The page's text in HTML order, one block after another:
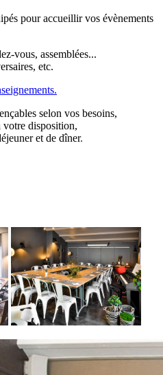
pour accueillir vos évènements
vous, assemblées...
etc.
selon vos besoins,
disposition,
et de dîner.